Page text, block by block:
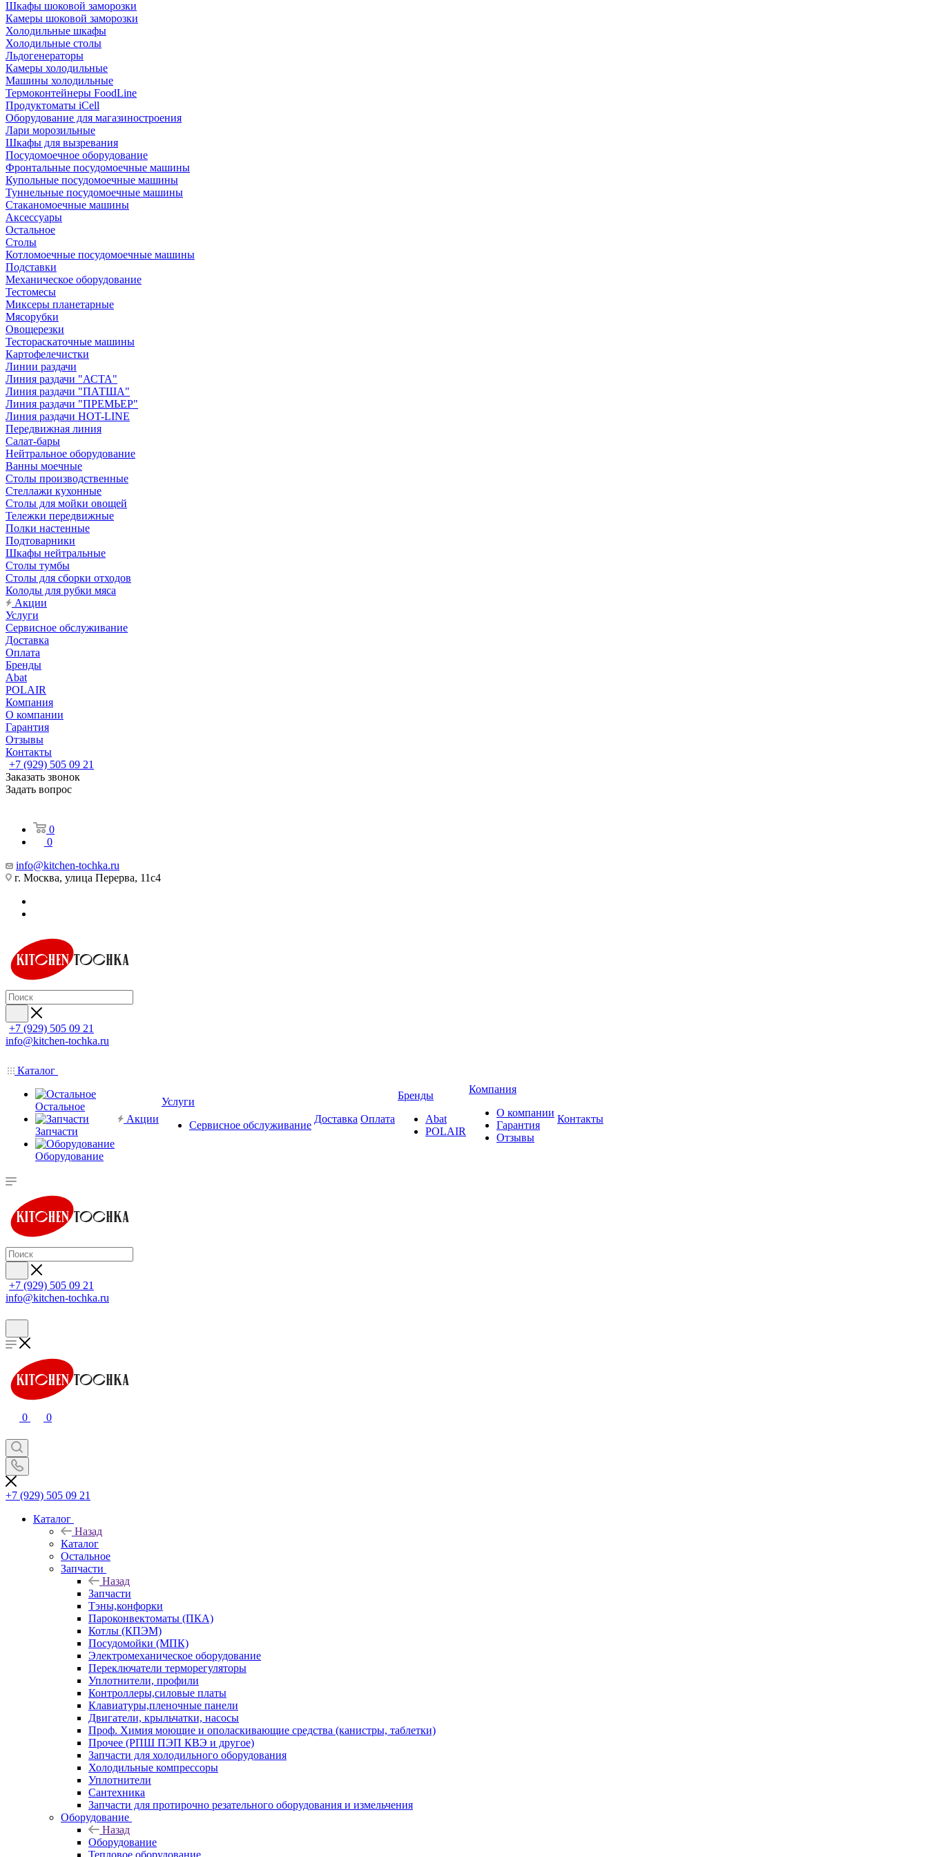
Шкафы шоковой заморозки
Камеры шоковой заморозки
Холодильные шкафы
Холодильные столы
Льдогенераторы
Камеры холодильные
Машины холодильные
Термоконтейнеры FoodLine
Продуктоматы iCell
Оборудование для магазиностроения
Лари морозильные
Шкафы для вызревания
Посудомоечное оборудование
Фронтальные посудомоечные машины
Купольные посудомоечные машины
Туннельные посудомоечные машины
Стаканомоечные машины
Аксессуары
Остальное
Столы
Котломоечные посудомоечные машины
Подставки
Механическое оборудование
Тестомесы
Миксеры планетарные
Мясорубки
Овощерезки
Тестораскаточные машины
Картофелечистки
Линии раздачи
Линия раздачи "АСТА"
Линия раздачи "ПАТША"
Линия раздачи "ПРЕМЬЕР"
Линия раздачи HOT-LINE
Передвижная линия
Салат-бары
Нейтральное оборудование
Ванны моечные
Столы производственные
Стеллажи кухонные
Столы для мойки овощей
Тележки передвижные
Полки настенные
Подтоварники
Шкафы нейтральные
Столы тумбы
Столы для сборки отходов
Колоды для рубки мяса
Акции
Услуги
Сервисное обслуживание
Доставка
Оплата
Бренды
Abat
POLAIR
Компания
О компании
Гарантия
Отзывы
Контакты
+7 (929) 505 09 21
Заказать звонок
Задать вопрос
0
0
info@kitchen-tochka.ru
г. Москва, улица Перерва, 11с4
+7 (929) 505 09 21
info@kitchen-tochka.ru
Каталог
Остальное
Запчасти
Оборудование
Акции
Услуги
Сервисное обслуживание
Доставка Оплата
Бренды
Abat
POLAIR
Компания
О компании
Гарантия
Отзывы
Контакты
+7 (929) 505 09 21
info@kitchen-tochka.ru
0 0
+7 (929) 505 09 21
Каталог
Назад
Каталог
Остальное
Запчасти
Назад
Запчасти
Тэны,конфорки
Пароконвектоматы (ПКА)
Котлы (КПЭМ)
Посудомойки (МПК)
Электромеханическое оборудование
Переключатели терморегуляторы
Уплотнители, профили
Контроллеры,силовые платы
Клавиатуры,пленочные панели
Двигатели, крыльчатки, насосы
Проф. Химия моющие и ополаскивающие средства (канистры, таблетки)
Прочее (РПШ ПЭП КВЭ и другое)
Запчасти для холодильного оборудования
Холодильные компрессоры
Уплотнители
Сантехника
Запчасти для протирочно резательного оборудования и измельчения
Оборудование
Назад
Оборудование
Тепловое оборудование